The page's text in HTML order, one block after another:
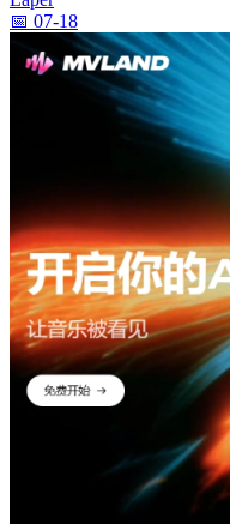
📅 07-18